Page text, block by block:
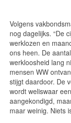
Volgens
nog dagelijks. “De
werklozen en
ons heen. De
werkloosheid lang
mensen WW
stijgt daardoor. De
wordt weliswaar
aangekondigd,
maar weinig. Niets